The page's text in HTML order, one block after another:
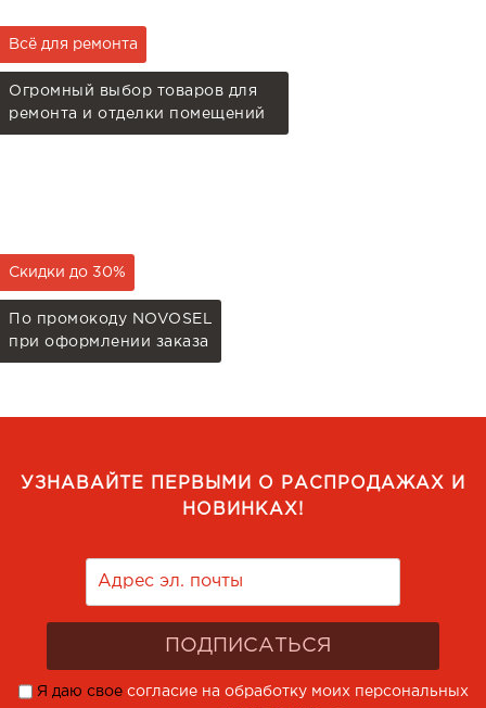
Всё для ремонта
Огромный выбор товаров для
ремонта и отделки помещений
Скидки до 30%
По промокоду NOVOSEL
при оформлении заказа
УЗНАВАЙТЕ ПЕРВЫМИ О РАСПРОДАЖАХ И
НОВИНКАХ!
Я даю свое согласие на обработку моих персональных